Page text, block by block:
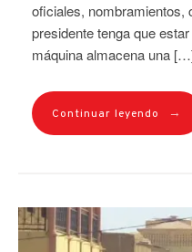
oficiales, nombramientos,
presidente tenga que
máquina almacena una
Continuar leyendo →